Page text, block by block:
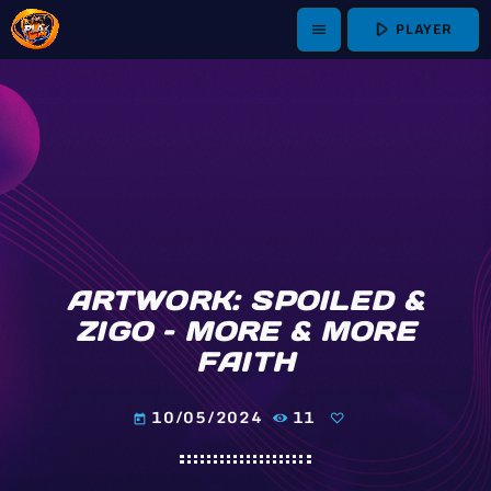
menu play_arrow PLAYER
ARTWORK: SPOILED &
ZIGO – MORE & MORE
FAITH
today 10/05/2024 11